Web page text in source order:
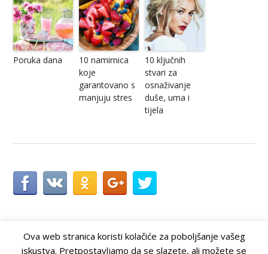
Poruka dana
10 namirnica
koje
garantovano s
manjuju stres
10 ključnih
stvari za
osnaživanje
duše, uma i
tijela
Ova web stranica koristi kolačiće za poboljšanje vašeg
iskustva. Pretpostavljamo da se slazete, ali možete se